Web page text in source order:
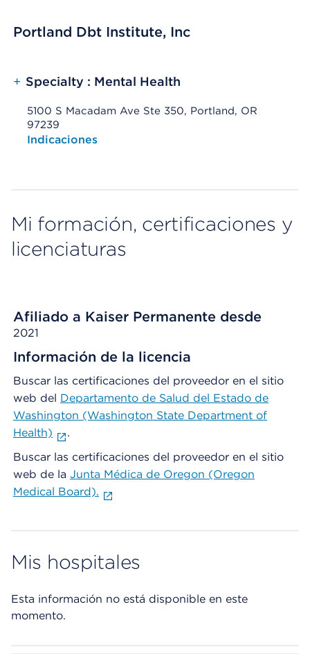
Portland Dbt Institute, Inc
+ Specialty : Mental Health
5100 S Macadam Ave Ste 350, Portland, OR
97239
Opens native map application on mobile devices
Indicaciones
Mi formación, certificaciones y
licenciaturas
Afiliado a Kaiser Permanente desde
2021
Información de la licencia
Buscar las certificaciones del proveedor en el sitio
web del Departamento de Salud del Estado de
Washington (Washington State Department of
Health)
.
Buscar las certificaciones del proveedor en el sitio
web de la Junta Médica de Oregon (Oregon
Medical Board).
Mis hospitales
Esta información no está disponible en este
momento.